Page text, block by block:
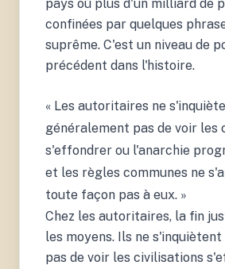
pays où plus d'un milliard de
confinées par quelques
suprême. C'est un niveau de
précédent dans l'histoire.
« Les autoritaires ne
généralement pas de voir les
s'effondrer ou l'anarchie
et les règles communes ne
toute façon pas à eux. »
Chez les autoritaires, la fin
les moyens. Ils ne
pas de voir les civilisations